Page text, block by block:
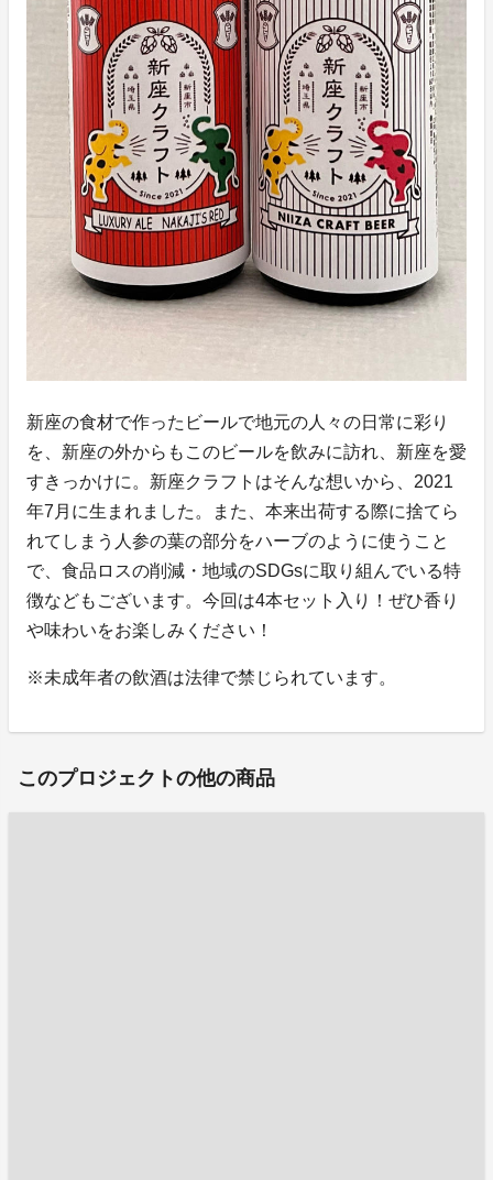
新座の食材で作ったビールで地元の人々の日常に彩り
を、新座の外からもこのビールを飲みに訪れ、新座を愛
すきっかけに。新座クラフトはそんな想いから、2021
年7月に生まれました。また、本来出荷する際に捨てら
れてしまう人参の葉の部分をハーブのように使うこと
で、食品ロスの削減・地域のSDGsに取り組んでいる特
徴などもございます。今回は4本セット入り！ぜひ香り
や味わいをお楽しみください！
※未成年者の飲酒は法律で禁じられています。
このプロジェクトの他の商品